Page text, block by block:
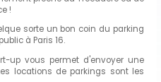
!
sorte un bon coin du parking
à Paris 16.
up vous permet d'envoyer une
locations de parkings sont les